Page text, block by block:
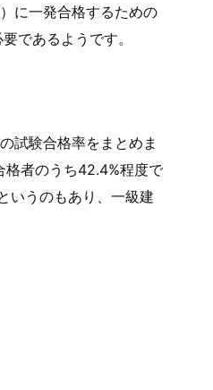
に一発合格するための
であるようです。
試験合格率をまとめま
格者のうち42.4%程度で
いうのもあり、一級建